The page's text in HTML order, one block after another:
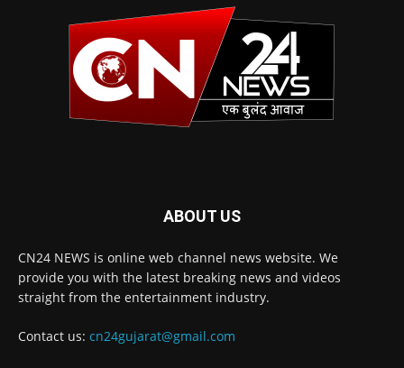
ABOUT US
CN24 NEWS is online web channel news website. We
provide you with the latest breaking news and videos
straight from the entertainment industry.
Contact us: cn24gujarat@gmail.com